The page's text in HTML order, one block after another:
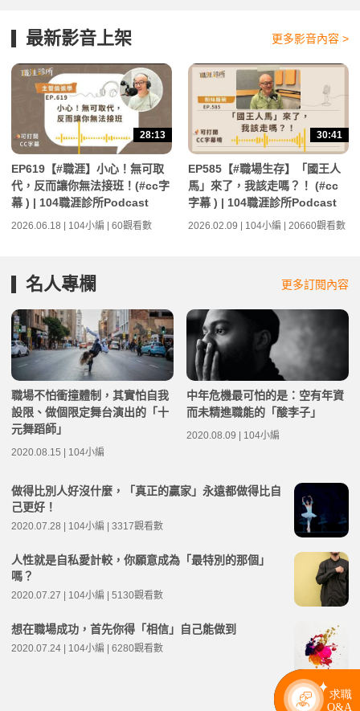
最新影音上架 更多影音內容 >
28:13
EP619【#職涯】小心！無可取
代，反而讓你無法接班！(#cc字
幕 ) | 104職涯診所Podcast
2026.06.18 | 104小編 | 60觀看數
30:41
EP585【#職場生存】「國王人
馬」來了，我該走嗎？！ (#cc
字幕 ) | 104職涯診所Podcast
2026.02.09 | 104小編 | 20660觀看數
名人專欄 更多訂閱內容
職場不怕衝撞體制，其實怕自我
設限、做個限定舞台演出的「十
元舞蹈師」
2020.08.15 | 104小編
中年危機最可怕的是：空有年資
而未精進職能的「酸李子」
2020.08.09 | 104小編
做得比別人好沒什麼，「真正的贏家」永遠都做得比自
己更好！
2020.07.28 | 104小編 | 3317觀看數
人性就是自私愛計較，你願意成為「最特別的那個」
嗎？
2020.07.27 | 104小編 | 5130觀看數
想在職場成功，首先你得「相信」自己能做到
2020.07.24 | 104小編 | 6280觀看數